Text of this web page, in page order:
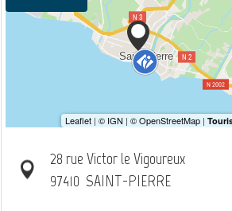
28 rue Victor le Vigoureux
97410 SAINT-PIERRE